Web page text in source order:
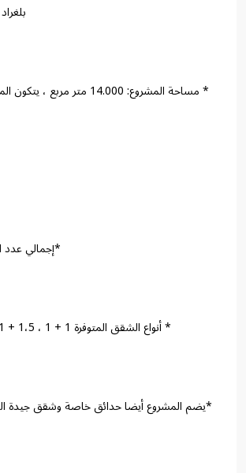
*إجمالي عدد
* أنواع الشقق المتوفرة 1 + 1 ، 1،5 + 1 ، 2 + 1 ، 3 + 1
*يضم المشروع أيضا حدائق خاصة وشقق جيدة الحجم و